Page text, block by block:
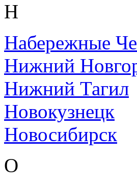
Н
Набережные
Нижний
Нижний Тагил
Новокузнецк
Новосибирск
О